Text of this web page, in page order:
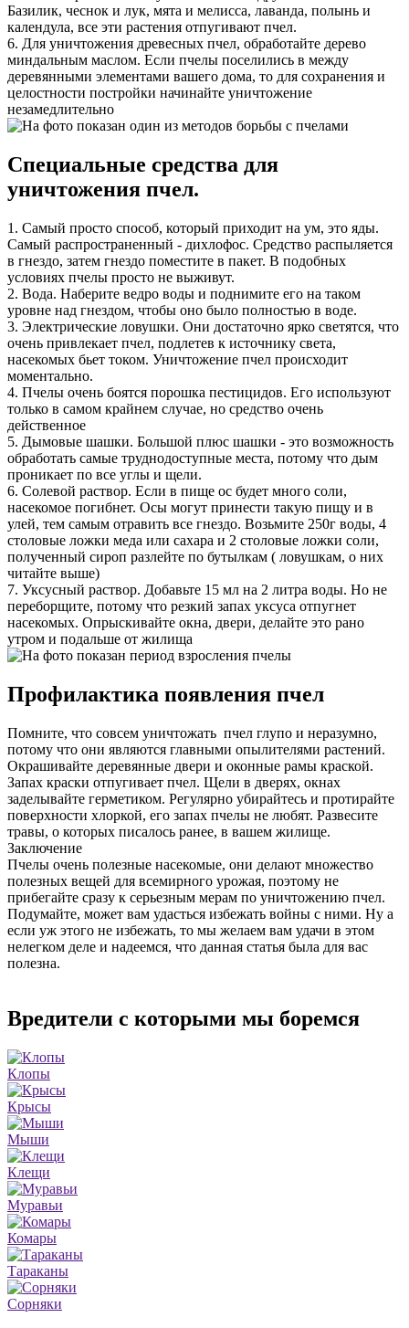
Базилик, чеснок и лук, мята и мелисса, лаванда, полынь и
календула, все эти растения отпугивают пчел.
6. Для уничтожения древесных пчел, обработайте дерево
миндальным маслом. Если пчелы поселились в между
деревянными элементами вашего дома, то для сохранения и
целостности постройки начинайте уничтожение
незамедлительно
Специальные средства для
уничтожения пчел.
1. Самый просто способ, который приходит на ум, это яды.
Самый распространенный - дихлофос. Средство распыляется
в гнездо, затем гнездо поместите в пакет. В подобных
условиях пчелы просто не выживут.
2. Вода. Наберите ведро воды и поднимите его на таком
уровне над гнездом, чтобы оно было полностью в воде.
3. Электрические ловушки. Они достаточно ярко светятся, что
очень привлекает пчел, подлетев к источнику света,
насекомых бьет током. Уничтожение пчел происходит
моментально.
4. Пчелы очень боятся порошка пестицидов. Его используют
только в самом крайнем случае, но средство очень
действенное
5. Дымовые шашки. Большой плюс шашки - это возможность
обработать самые труднодоступные места, потому что дым
проникает по все углы и щели.
6. Солевой раствор. Если в пище ос будет много соли,
насекомое погибнет. Осы могут принести такую пищу и в
улей, тем самым отравить все гнездо. Возьмите 250г воды, 4
столовые ложки меда или сахара и 2 столовые ложки соли,
полученный сироп разлейте по бутылкам ( ловушкам, о них
читайте выше)
7. Уксусный раствор. Добавьте 15 мл на 2 литра воды. Но не
переборщите, потому что резкий запах уксуса отпугнет
насекомых. Опрыскивайте окна, двери, делайте это рано
утром и подальше от жилища
Профилактика появления пчел
Помните, что совсем уничтожать пчел глупо и неразумно,
потому что они являются главными опылителями растений.
Окрашивайте деревянные двери и оконные рамы краской.
Запах краски отпугивает пчел. Щели в дверях, окнах
заделывайте герметиком. Регулярно убирайтесь и протирайте
поверхности хлоркой, его запах пчелы не любят. Развесите
травы, о которых писалось ранее, в вашем жилище.
Заключение
Пчелы очень полезные насекомые, они делают множество
полезных вещей для всемирного урожая, поэтому не
прибегайте сразу к серьезным мерам по уничтожению пчел.
Подумайте, может вам удасться избежать войны с ними. Ну а
если уж этого не избежать, то мы желаем вам удачи в этом
нелегком деле и надеемся, что данная статья была для вас
полезна.
Вредители с которыми мы боремся
Клопы
Крысы
Мыши
Клещи
Муравьи
Комары
Тараканы
Сорняки